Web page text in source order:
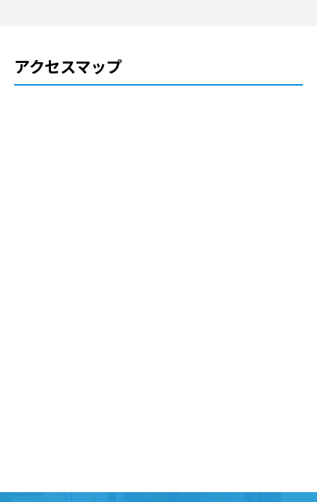
アクセスマップ